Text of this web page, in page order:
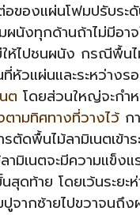
ของแผ่นโฟมปรับระ
ผนังทุกด้านถ้าไม่มีอา
ห้ไปชนผนัง กรณีพื้น
หัวแผ่นและระหว่าง
ต โดยส่วนใหญ่จะกำ
ามทิศทางที่วางไว้ ก
ตัดพื้นไม้ลามิเนตเข้
ามิเนตจะมีความแ
ดท้าย โดยเว้นระ
ปูจากซ้ายไปขวาจนถึ